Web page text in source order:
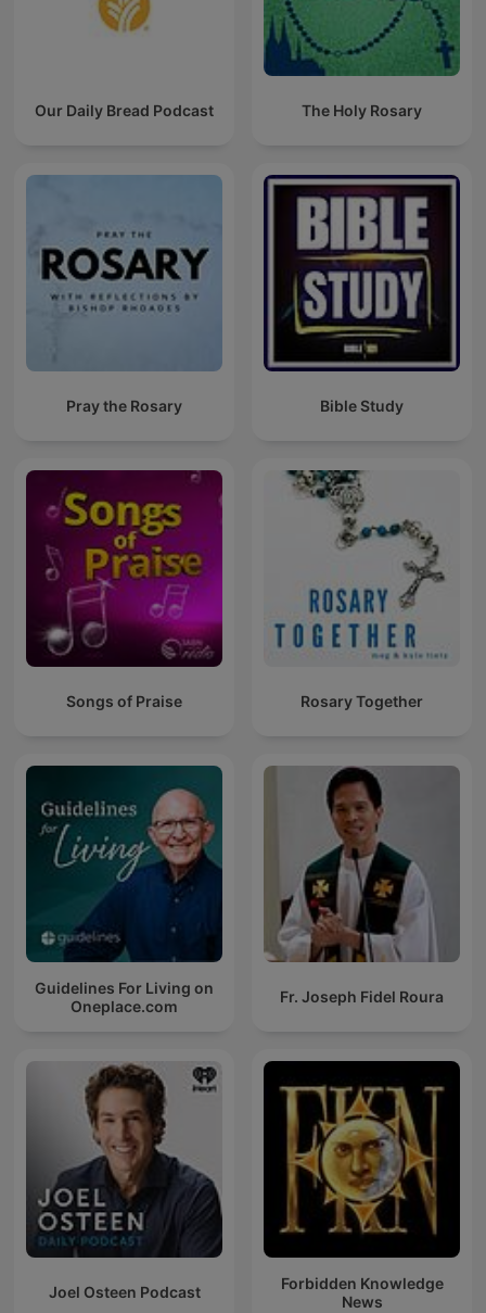
Our Daily Bread Podcast The Holy Rosary
Pray the Rosary Bible Study
Songs of Praise Rosary Together
Guidelines For Living on
Oneplace.com
Fr. Joseph Fidel Roura
Joel Osteen Podcast
Forbidden Knowledge
News